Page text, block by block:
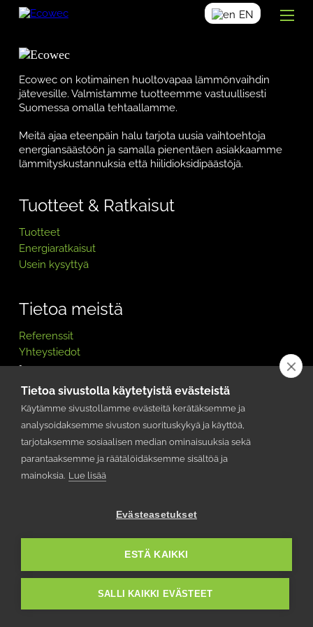
Tietoa sivustolla käytetyistä evästeistä
Käytämme sivustollamme evästeitä kerätäksemme ja
analysoidaksemme sivuston suorituskykyä ja käyttöä,
tarjotaksemme sosiaalisen median ominaisuuksia sekä
parantaaksemme ja räätälöidäksemme sisältöä ja
mainoksia. Lue lisää
Evästeasetukset
ESTÄ KAIKKI
SALLI KAIKKI EVÄSTEET
EN
Ecowec on kotimainen huoltovapaa lämmönvaihdin
jätevesille. Valmistamme tuotteemme vastuullisesti
Suomessa omalla tehtaallamme.
Meitä ajaa eteenpäin halu tarjota uusia vaihtoehtoja
energiansäästöön ja samalla pienentäen asiakkaamme
lämmityskustannuksia että hiilidioksidipäästöjä.
Tuotteet & Ratkaisut
Tuotteet
Energiaratkaisut
Usein kysyttyä
Tietoa meistä
Referenssit
Yhteystiedot